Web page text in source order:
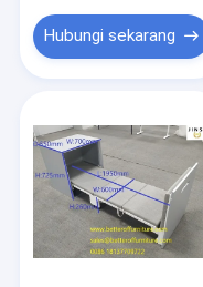
Rumah
Produk
Hubungi sekarang